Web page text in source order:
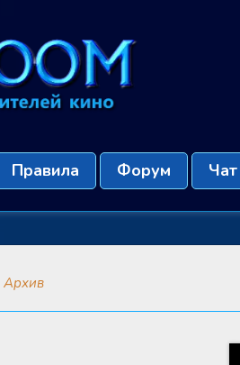
Правила Форум Чат
Архив